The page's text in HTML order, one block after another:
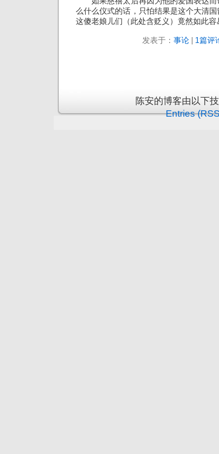
么什么仪式的话，只怕结果是这个大清
这傻老娘儿们（此处含贬义）竟然如此容
发表于： 事论 1篇评
陈安的博客由以下
Entries